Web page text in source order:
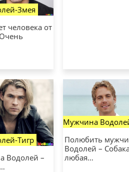
Змея
человека от
Тигр
Водолей –
Мужчина
Полюбить
Водолей –
любая…